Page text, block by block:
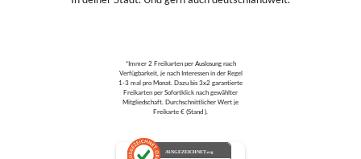
*Immer 2 Freikarten per Auslosung nach
Verfügbarkeit, je nach Interessen in der Regel
1-3 mal pro Monat. Dazu bis 3x2 garantierte
Freikarten per Sofortklick nach gewählter
Mitgliedschaft. Durchschnittlicher Wert je
Freikarte € (Stand ).
AUSGEZEICHNET.org